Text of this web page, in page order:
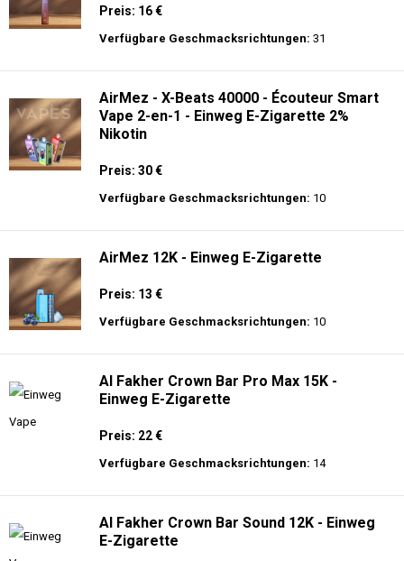
Preis: 16 €
Verfügbare Geschmacksrichtungen: 31
AirMez - X-Beats 40000 - Écouteur Smart
Vape 2-en-1 - Einweg E-Zigarette 2%
Nikotin
Preis: 30 €
Verfügbare Geschmacksrichtungen: 10
AirMez 12K - Einweg E-Zigarette
Preis: 13 €
Verfügbare Geschmacksrichtungen: 10
Al Fakher Crown Bar Pro Max 15K -
Einweg E-Zigarette
Preis: 22 €
Verfügbare Geschmacksrichtungen: 14
Al Fakher Crown Bar Sound 12K - Einweg
E-Zigarette